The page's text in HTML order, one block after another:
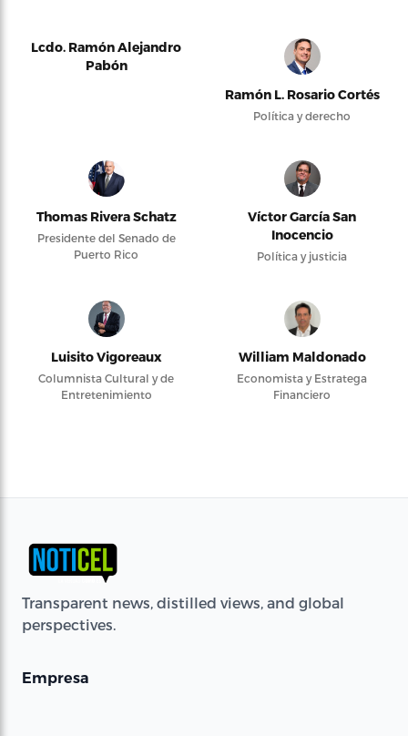
Lcdo. Ramón Alejandro
Pabón
Ramón L. Rosario Cortés
Política y derecho
Thomas Rivera Schatz
Presidente del Senado de
Puerto Rico
Víctor García San
Inocencio
Política y justicia
Luisito Vigoreaux
Columnista Cultural y de
Entretenimiento
William Maldonado
Economista y Estratega
Financiero
Transparent news, distilled views, and global
perspectives.
Empresa